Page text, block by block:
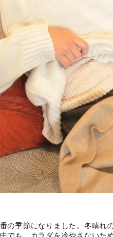
の季節になりました。冬晴